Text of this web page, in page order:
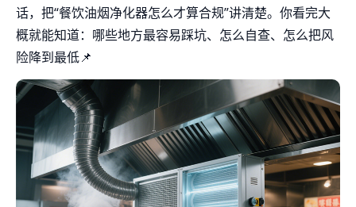
话，把“餐饮油烟净化器怎么才算合规”讲清楚。你看完大
概就能知道：哪些地方最容易踩坑、怎么自查、怎么把风
险降到最低📌